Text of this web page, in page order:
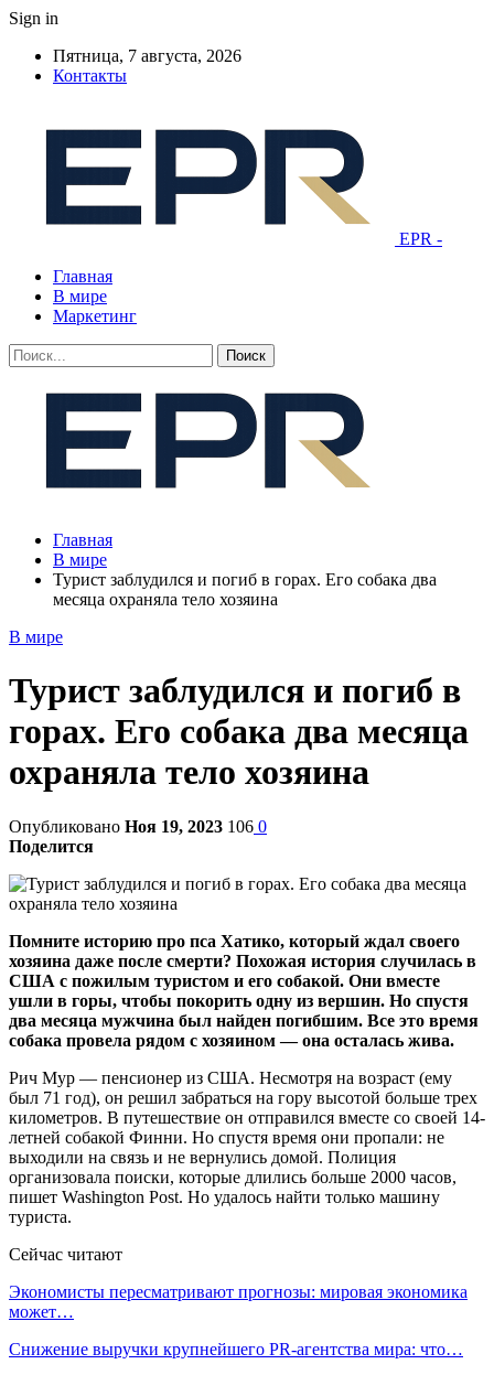
Sign in
Пятница, 7 августа, 2026
Контакты
EPR -
Главная
В мире
Маркетинг
Главная
В мире
Турист заблудился и погиб в горах. Его собака два
месяца охраняла тело хозяина
В мире
Турист заблудился и погиб в
горах. Его собака два месяца
охраняла тело хозяина
Опубликовано Ноя 19, 2023 106 0
Поделится
Помните историю про пса Хатико, который ждал своего
хозяина даже после смерти? Похожая история случилась в
США с пожилым туристом и его собакой. Они вместе
ушли в горы, чтобы покорить одну из вершин. Но спустя
два месяца мужчина был найден погибшим. Все это время
собака провела рядом с хозяином — она осталась жива.
Рич Мур — пенсионер из США. Несмотря на возраст (ему
был 71 год), он решил забраться на гору высотой больше трех
километров. В путешествие он отправился вместе со своей 14-
летней собакой Финни. Но спустя время они пропали: не
выходили на связь и не вернулись домой. Полиция
организовала поиски, которые длились больше 2000 часов,
пишет Washington Post. Но удалось найти только машину
туриста.
Сейчас читают
Экономисты пересматривают прогнозы: мировая экономика
может…
Снижение выручки крупнейшего PR-агентства мира: что…